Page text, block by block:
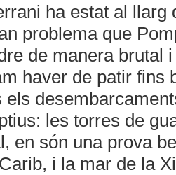
ha estat al llarg
problema que
de manera brutal
haver de patir fins
els
les torres de
en són una prova
i la mar de la